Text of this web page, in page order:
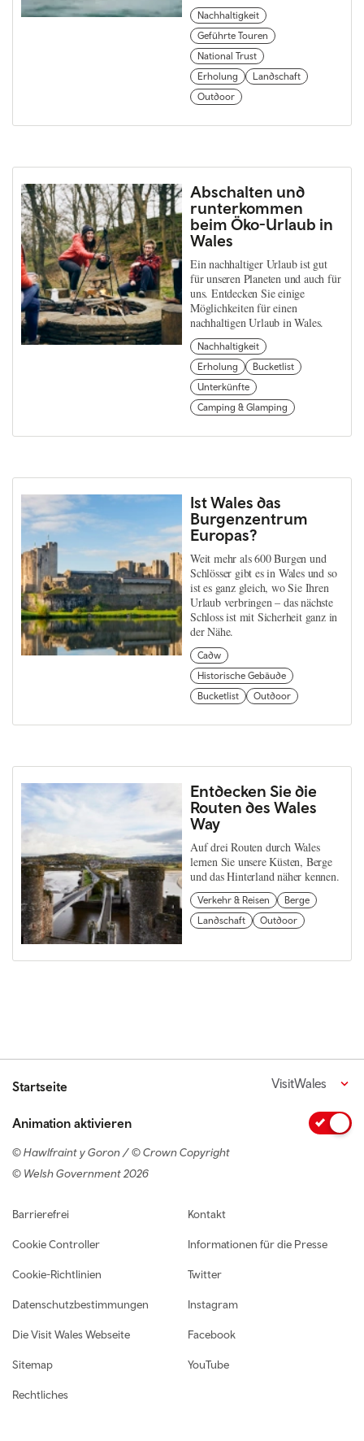
Nachhaltigkeit
Geführte Touren
National Trust
Erholung
Landschaft
Outdoor
Abschalten und
runterkommen
beim Öko-Urlaub in
Wales
Ein nachhaltiger Urlaub ist gut
für unseren Planeten und auch für
uns. Entdecken Sie einige
Möglichkeiten für einen
nachhaltigen Urlaub in Wales.
Nachhaltigkeit
Erholung
Bucketlist
Unterkünfte
Camping & Glamping
Ist Wales das
Burgenzentrum
Europas?
Weit mehr als 600 Burgen und
Schlösser gibt es in Wales und so
ist es ganz gleich, wo Sie Ihren
Urlaub verbringen – das nächste
Schloss ist mit Sicherheit ganz in
der Nähe.
Cadw
Historische Gebäude
Bucketlist
Outdoor
Entdecken Sie die
Routen des Wales
Way
Auf drei Routen durch Wales
lernen Sie unsere Küsten, Berge
und das Hinterland näher kennen.
Verkehr & Reisen
Berge
Landschaft
Outdoor
Startseite VisitWales
Animation aktivieren
© Hawlfraint y Goron / © Crown Copyright
© Welsh Government 2026
Footer navigation
Barrierefrei
Cookie Controller
Cookie-Richtlinien
Datenschutzbestimmungen
Die Visit Wales Webseite
Sitemap
Rechtliches
Kontakt
Informationen für die Presse
Twitter
Instagram
Facebook
YouTube